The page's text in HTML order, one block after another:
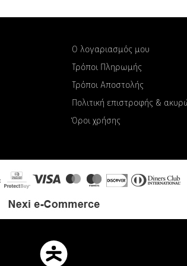
Ο λογαριασμός μου
Τρόποι Πληρωμής
Τρόποι Αποστολής
Πολιτική επιστροφής &
Όροι χρήσης